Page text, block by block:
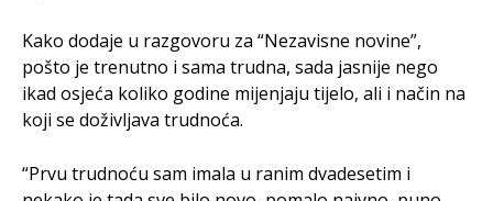
Kako dodaje u razgovoru za “Nezavisne novine”,
pošto je trenutno i sama trudna, sada jasnije nego
ikad osjeća koliko godine mijenjaju tijelo, ali i način na
koji se doživljava trudnoća.
“Prvu trudnoću sam imala u ranim dvadesetim i